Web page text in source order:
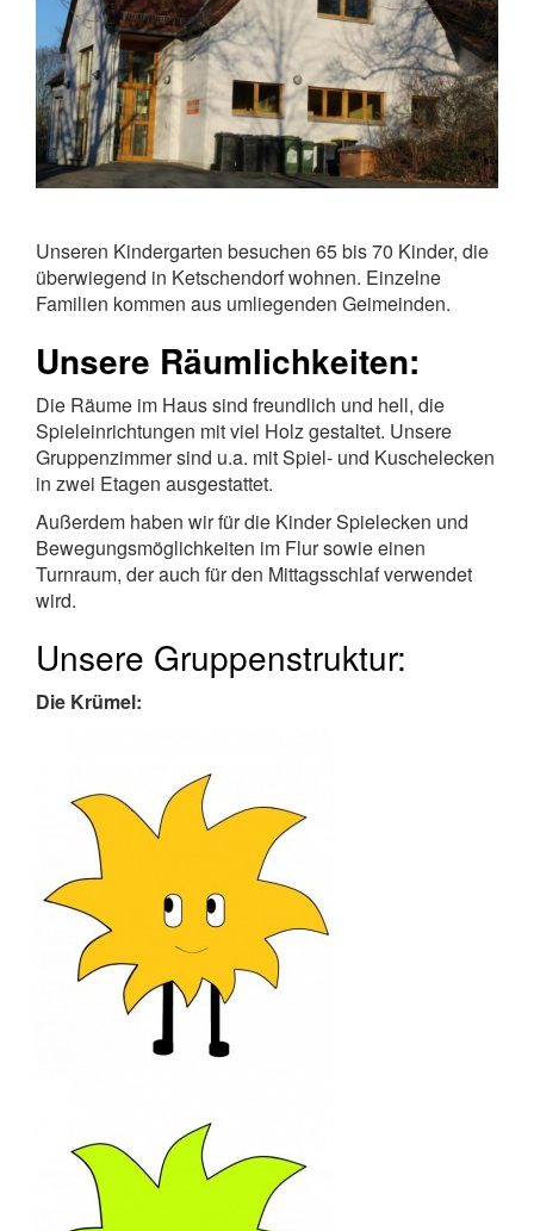
Unseren Kindergarten besuchen 65 bis 70 Kinder, die
überwiegend in Ketschendorf wohnen. Einzelne
Familien kommen aus umliegenden Geimeinden.
Unsere Räumlichkeiten:
Die Räume im Haus sind freundlich und hell, die
Spieleinrichtungen mit viel Holz gestaltet. Unsere
Gruppenzimmer sind u.a. mit Spiel- und Kuschelecken
in zwei Etagen ausgestattet.
Außerdem haben wir für die Kinder Spielecken und
Bewegungsmöglichkeiten im Flur sowie einen
Turnraum, der auch für den Mittagsschlaf verwendet
wird.
Unsere Gruppenstruktur:
Die Krümel: